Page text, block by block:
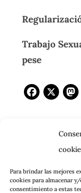
Para brindar las mejores
cookies para almacenar
consentimiento a estas
Trabajo
pese
X